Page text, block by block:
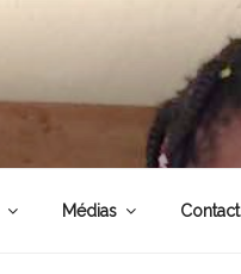
Médias Contact